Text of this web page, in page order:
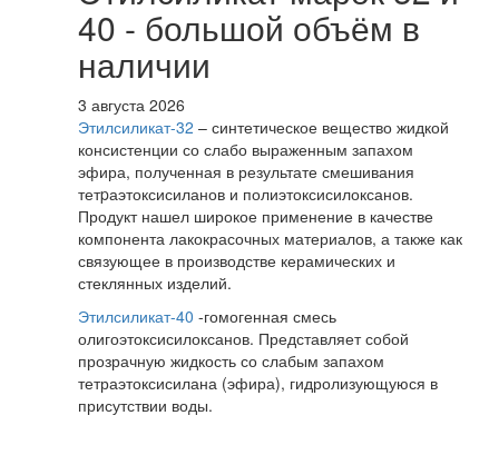
40 - большой объём в
наличии
3 августа 2026
Этилсиликат-32 – синтетическое вещество жидкой
консистенции со слабо выраженным запахом
эфира, полученная в результате смешивания
тетpаэтоксисиланов и полиэтоксисилоксанов.
Продукт нашел широкое применение в качестве
компонента лакокрасочных материалов, а также как
связующее в производстве керамических и
стеклянных изделий.
Этилсиликат-40 -гомогенная смесь
олигоэтоксисилоксанов. Представляет собой
прозрачную жидкость со слабым запахом
тетраэтоксисилана (эфира), гидролизующуюся в
присутствии воды.